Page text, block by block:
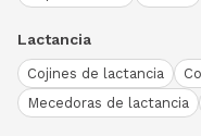
Lactancia
Cojines de lactancia
Mecedoras de lactancia